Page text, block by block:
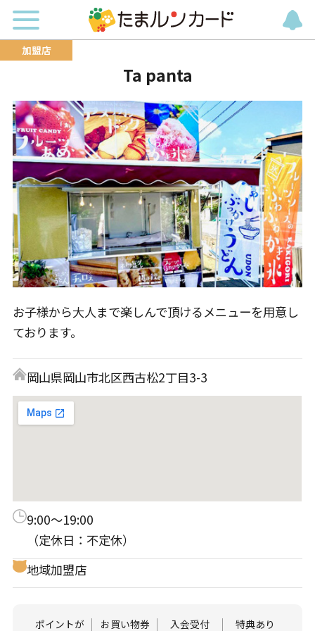
Ta panta
お子様から大人まで楽しんで頂けるメニューを用意し
ております。
岡山県岡山市北区西古松2丁目3-3
9:00～19:00
（定休日：不定休）
地域加盟店
ポイントが
お買い物券
入会受付 特典あり